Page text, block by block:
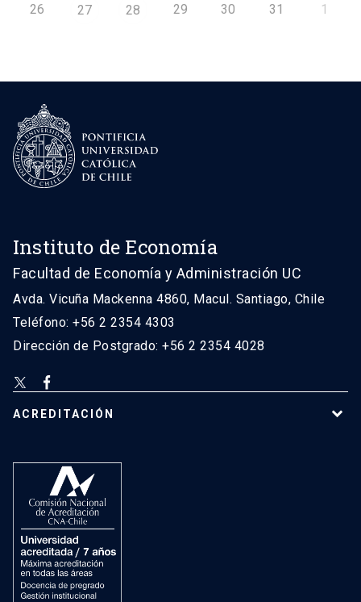
26 27 28 29 30 31 1
Instituto de Economía
Facultad de Economía y Administración UC
Avda. Vicuña Mackenna 4860, Macul. Santiago, Chile
Teléfono: +56 2 2354 4303
Dirección de Postgrado: +56 2 2354 4028
ACREDITACIÓN